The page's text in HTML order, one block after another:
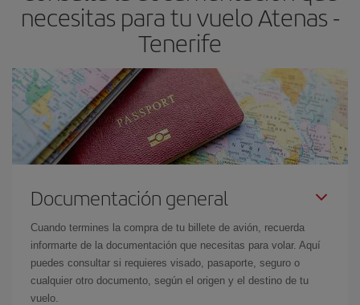
el precio más barato.
necesitas para tu vuelo Atenas -
Tenerife
Documentación general
Cuando termines la compra de tu billete de avión, recuerda
informarte de la documentación que necesitas para volar. Aquí
puedes consultar si requieres visado, pasaporte, seguro o
cualquier otro documento, según el origen y el destino de tu
vuelo.